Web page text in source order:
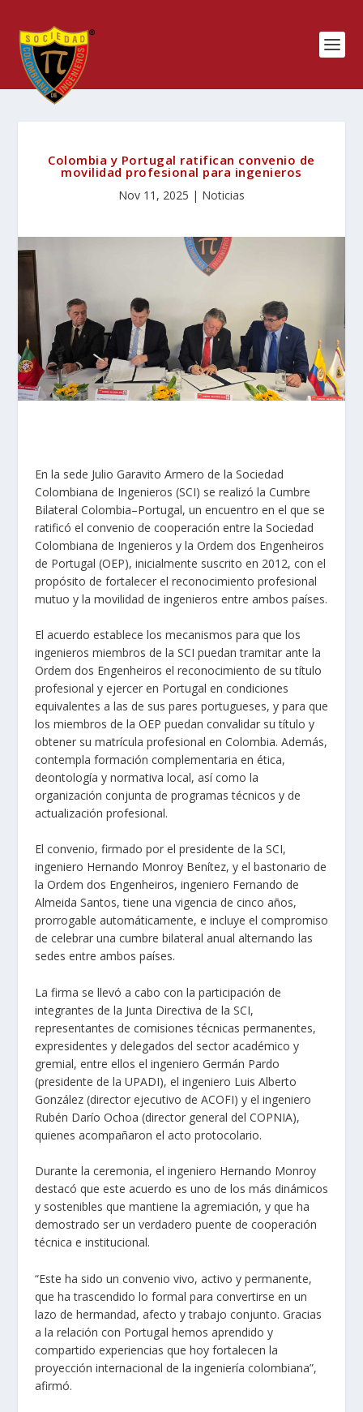
Colombia y Portugal ratifican convenio de
movilidad profesional para ingenieros
Nov 11, 2025 | Noticias
En la sede Julio Garavito Armero de la Sociedad
Colombiana de Ingenieros (SCI) se realizó la Cumbre
Bilateral Colombia–Portugal, un encuentro en el que se
ratificó el convenio de cooperación entre la Sociedad
Colombiana de Ingenieros y la Ordem dos Engenheiros
de Portugal (OEP), inicialmente suscrito en 2012, con el
propósito de fortalecer el reconocimiento profesional
mutuo y la movilidad de ingenieros entre ambos países.
El acuerdo establece los mecanismos para que los
ingenieros miembros de la SCI puedan tramitar ante la
Ordem dos Engenheiros el reconocimiento de su título
profesional y ejercer en Portugal en condiciones
equivalentes a las de sus pares portugueses, y para que
los miembros de la OEP puedan convalidar su título y
obtener su matrícula profesional en Colombia. Además,
contempla formación complementaria en ética,
deontología y normativa local, así como la
organización conjunta de programas técnicos y de
actualización profesional.
El convenio, firmado por el presidente de la SCI,
ingeniero Hernando Monroy Benítez, y el bastonario de
la Ordem dos Engenheiros, ingeniero Fernando de
Almeida Santos, tiene una vigencia de cinco años,
prorrogable automáticamente, e incluye el compromiso
de celebrar una cumbre bilateral anual alternando las
sedes entre ambos países.
La firma se llevó a cabo con la participación de
integrantes de la Junta Directiva de la SCI,
representantes de comisiones técnicas permanentes,
expresidentes y delegados del sector académico y
gremial, entre ellos el ingeniero Germán Pardo
(presidente de la UPADI), el ingeniero Luis Alberto
González (director ejecutivo de ACOFI) y el ingeniero
Rubén Darío Ochoa (director general del COPNIA),
quienes acompañaron el acto protocolario.
Durante la ceremonia, el ingeniero Hernando Monroy
destacó que este acuerdo es uno de los más dinámicos
y sostenibles que mantiene la agremiación, y que ha
demostrado ser un verdadero puente de cooperación
técnica e institucional.
“Este ha sido un convenio vivo, activo y permanente,
que ha trascendido lo formal para convertirse en un
lazo de hermandad, afecto y trabajo conjunto. Gracias
a la relación con Portugal hemos aprendido y
compartido experiencias que hoy fortalecen la
proyección internacional de la ingeniería colombiana”,
afirmó.